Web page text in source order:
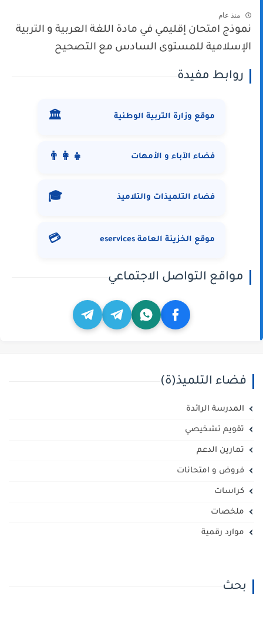
منذ عام
نموذج امتحان إقليمي في مادة اللغة العربية و التربية
الإسلامية للمستوى السادس مع التصحيح
روابط مفيدة
موقع وزارة التربية الوطنية 🏛️
فضاء الآباء و الأمهات 👨‍👩‍👧
فضاء التلميذات والتلاميذ 🎓
موقع الخزينة العامة eservices 💳
مواقع التواصل الاجتماعي
فضاء التلميذ(ة)
المدرسة الرائدة
تقويم تشخيصي
تمارين الدعم
فروض و امتحانات
كراسات
ملخصات
موارد رقمية
بحث